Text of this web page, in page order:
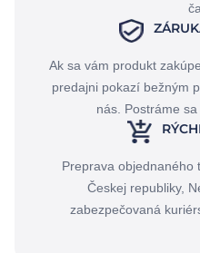
Ak sa vám produkt
predajni pokazí bežným
nás. Postráme
Preprava objednaného
Českej republiky,
zabezpečovaná